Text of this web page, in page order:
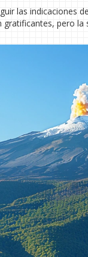
las indicaciones
pero la